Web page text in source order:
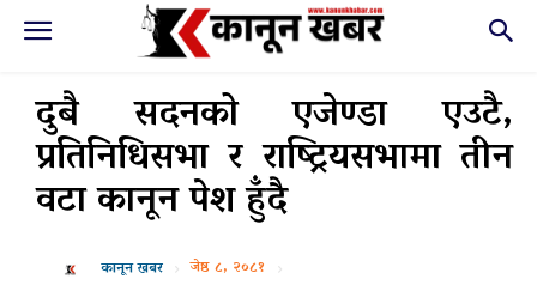
दुबै सदनको एजेण्डा एउटै,
प्रतिनिधिसभा र राष्ट्रियसभामा तीन
वटा कानून पेश हुँदै
कानून खबर जेष्ठ ८, २०८१